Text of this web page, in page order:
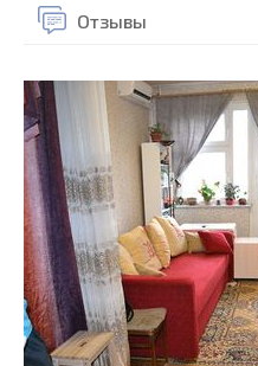
Отзывы